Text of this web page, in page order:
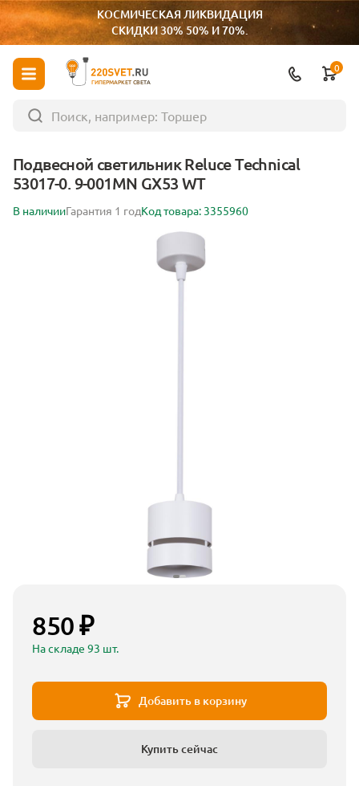
КОСМИЧЕСКАЯ ЛИКВИДАЦИЯ
СКИДКИ 30% 50% И 70%.
ГИПЕРМАРКЕТ СВЕТА
0
Подвесной светильник Reluce Technical
53017-0. 9-001MN GX53 WT
В наличииГарантия 1 годКод товара: 3355960
850 ₽
На складе 93 шт.
Добавить в корзину
Купить сейчас